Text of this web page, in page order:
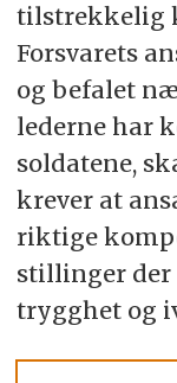
tilstrekkelig
Forsvarets
og befalet
lederne har
soldatene,
krever at
riktige
stillinger der
trygghet og